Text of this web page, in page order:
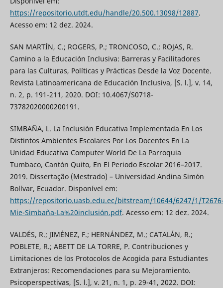
https://repositorio.utdt.edu/handle/20.500.13098/12887.
Acesso em: 12 dez. 2024.
SAN MARTÍN, C.; ROGERS, P.; TRONCOSO, C.; ROJAS, R.
Camino a la Educación Inclusiva: Barreras y Facilitadores
para las Culturas, Políticas y Prácticas Desde la Voz Docente.
Revista Latinoamericana de Educación Inclusiva, [S. l.], v. 14,
n. 2, p. 191-211, 2020. DOI: 10.4067/S0718-
73782020000200191.
SIMBAÑA, L. La Inclusión Educativa Implementada En Los
Distintos Ambientes Escolares Por Los Docentes En La
Unidad Educativa Computer World De La Parroquia
Tumbaco, Cantón Quito, En El Periodo Escolar 2016–2017.
2019. Dissertação (Mestrado) – Universidad Andina Simón
Bolívar, Ecuador. Disponível em:
https://repositorio.uasb.edu.ec/bitstream/10644/6247/1/
Mie-Simbaña-La%20inclusión.pdf. Acesso em: 12 dez. 2024.
VALDÉS, R.; JIMÉNEZ, F.; HERNÁNDEZ, M.; CATALÁN, R.;
POBLETE, R.; ABETT DE LA TORRE, P. Contribuciones y
Limitaciones de los Protocolos de Acogida para Estudiantes
Extranjeros: Recomendaciones para su Mejoramiento.
Psicoperspectivas, [S. l.], v. 21, n. 1, p. 29-41, 2022. DOI: